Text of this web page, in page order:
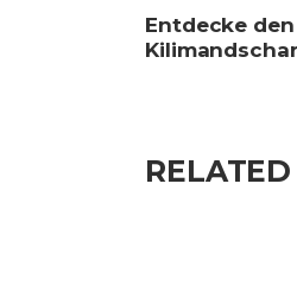
Entdecke